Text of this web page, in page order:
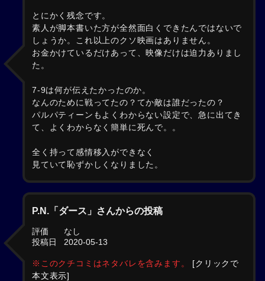
とにかく残念です。
素人が脚本書いた方が全然面白くできたんではないで
しょうか。これ以上のクソ映画はありません。
お金かけているだけあって、映像だけは迫力ありまし
た。
7-9は何が伝えたかったのか。
なんのために戦ってたの？てか敵は誰だったの？
パルパティーンもよくわからない設定で、急に出てき
て、よくわからなく簡単に死んで。。
全く持って感情移入ができなく
見ていて恥ずかしくなりました。
P.N.「ダース」さんからの投稿
評価
なし
投稿日
2020-05-13
※このクチコミはネタバレを含みます。
[クリックで
本文表示]